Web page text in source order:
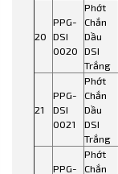
20
PPG-
DSI
0020
Phớt
Chắn
Dầu
DSI
Trắng
21
PPG-
DSI
0021
Phớt
Chắn
Dầu
DSI
Trắng
PPG-
Phớt
Chắn